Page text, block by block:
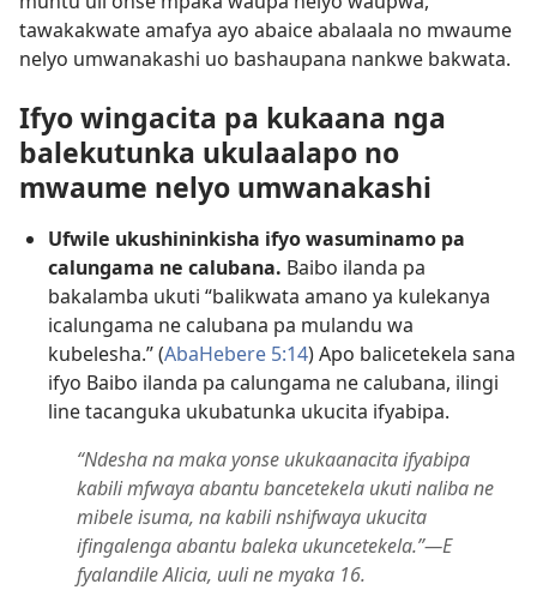
tawakakwate amafya ayo abaice abalaala no mwaume
nelyo umwanakashi uo bashaupana nankwe bakwata.
Ifyo wingacita pa kukaana nga
balekutunka ukulaalapo no
mwaume nelyo umwanakashi
Ufwile ukushininkisha ifyo wasuminamo pa
calungama ne calubana. Baibo ilanda pa
bakalamba ukuti “balikwata amano ya kulekanya
icalungama ne calubana pa mulandu wa
kubelesha.” (AbaHebere 5:14) Apo balicetekela sana
ifyo Baibo ilanda pa calungama ne calubana, ilingi
line tacanguka ukubatunka ukucita ifyabipa.
“Ndesha na maka yonse ukukaanacita ifyabipa
kabili mfwaya abantu bancetekela ukuti naliba ne
mibele isuma, na kabili nshifwaya ukucita
ifingalenga abantu baleka ukuncetekela.”—E
fyalandile Alicia, uuli ne myaka 16.